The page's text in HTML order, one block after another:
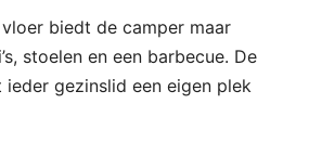
biedt de camper maar
stoelen en een barbecue. De
gezinslid een eigen plek